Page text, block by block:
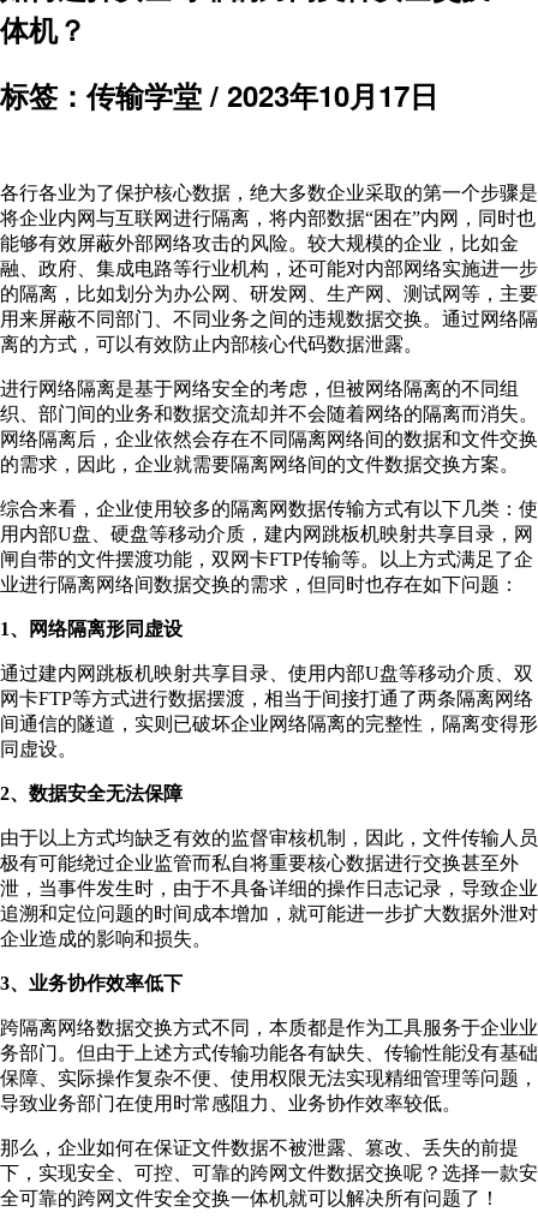
体机？
标签：传输学堂 / 2023年10月17日
各行各业为了保护核心数据，绝大多数企业采取的第一个步骤是
将企业内网与互联网进行隔离，将内部数据“困在”内网，同时也
能够有效屏蔽外部网络攻击的风险。较大规模的企业，比如金
融、政府、集成电路等行业机构，还可能对内部网络实施进一步
的隔离，比如划分为办公网、研发网、生产网、测试网等，主要
用来屏蔽不同部门、不同业务之间的违规数据交换。通过网络隔
离的方式，可以有效防止内部核心代码数据泄露。
进行网络隔离是基于网络安全的考虑，但被网络隔离的不同组
织、部门间的业务和数据交流却并不会随着网络的隔离而消失。
网络隔离后，企业依然会存在不同隔离网络间的数据和文件交换
的需求，因此，企业就需要隔离网络间的文件数据交换方案。
综合来看，企业使用较多的隔离网数据传输方式有以下几类：使
用内部U盘、硬盘等移动介质，建内网跳板机映射共享目录，网
闸自带的文件摆渡功能，双网卡FTP传输等。以上方式满足了企
业进行隔离网络间数据交换的需求，但同时也存在如下问题：
1、网络隔离形同虚设
通过建内网跳板机映射共享目录、使用内部U盘等移动介质、双
网卡FTP等方式进行数据摆渡，相当于间接打通了两条隔离网络
间通信的隧道，实则已破坏企业网络隔离的完整性，隔离变得形
同虚设。
2、数据安全无法保障
由于以上方式均缺乏有效的监督审核机制，因此，文件传输人员
极有可能绕过企业监管而私自将重要核心数据进行交换甚至外
泄，当事件发生时，由于不具备详细的操作日志记录，导致企业
追溯和定位问题的时间成本增加，就可能进一步扩大数据外泄对
企业造成的影响和损失。
3、业务协作效率低下
跨隔离网络数据交换方式不同，本质都是作为工具服务于企业业
务部门。但由于上述方式传输功能各有缺失、传输性能没有基础
保障、实际操作复杂不便、使用权限无法实现精细管理等问题，
导致业务部门在使用时常感阻力、业务协作效率较低。
那么，企业如何在保证文件数据不被泄露、篡改、丢失的前提
下，实现安全、可控、可靠的跨网文件数据交换呢？选择一款安
全可靠的跨网文件安全交换一体机就可以解决所有问题了！